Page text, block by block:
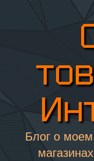
Блог о моем